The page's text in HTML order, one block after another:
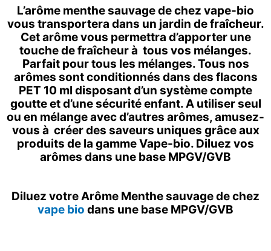
21.90€
L’arôme menthe sauvage de chez vape-bio
vous transportera dans un jardin de fraîcheur.
Cet arôme vous permettra d’apporter une
touche de fraîcheur à tous vos mélanges.
Parfait pour tous les mélanges. Tous nos
arômes sont conditionnés dans des flacons
PET 10 ml disposant d’un système compte
goutte et d’une sécurité enfant. A utiliser seul
ou en mélange avec d’autres arômes, amusez-
vous à créer des saveurs uniques grâce aux
produits de la gamme Vape-bio. Diluez vos
arômes dans une base MPGV/GVB
Diluez votre Arôme Menthe sauvage de chez
vape bio dans une base MPGV/GVB